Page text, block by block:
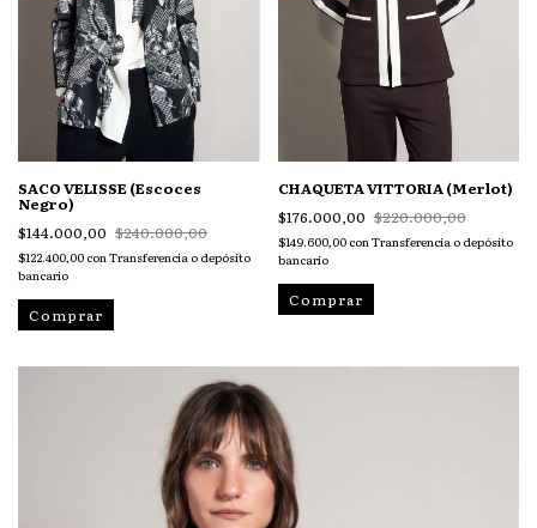
SACO VELISSE (Escoces
Negro)
$144.000,00 $240.000,00
$122.400,00 con Transferencia o depósito
bancario
Comprar
CHAQUETA VITTORIA (Merlot)
$176.000,00 $220.000,00
$149.600,00 con Transferencia o depósito
bancario
Comprar